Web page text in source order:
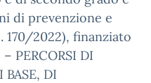
di prevenzione e
170/2022), finanziato
PERCORSI DI
DI